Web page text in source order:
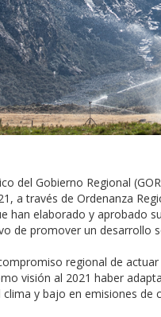
del Gobierno Regional
a través de Ordenanza
han elaborado y aprobado
de promover un desarrollo
regional de
visión al 2021 haber
y bajo en emisiones de